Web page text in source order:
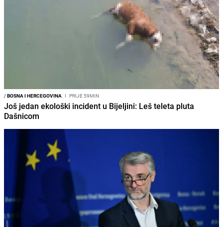
/BOSNA I HERCEGOVINA I PRIJE 59MIN
Još jedan ekološki incident u Bijeljini: Leš teleta pluta
Dašnicom